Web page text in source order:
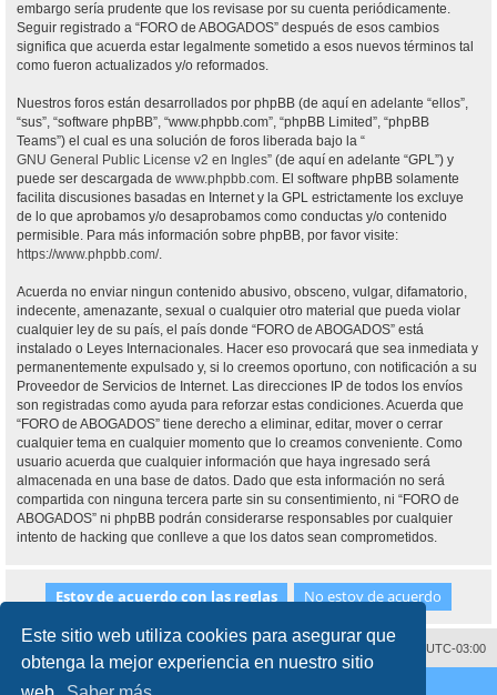
Este sitio web utiliza cookies para asegurar que
obtenga la mejor experiencia en nuestro sitio
embargo sería prudente que los revisase por su cuenta periódicamente.
Seguir registrado a “FORO de ABOGADOS” después de esos cambios
significa que acuerda estar legalmente sometido a esos nuevos términos tal
como fueron actualizados y/o reformados.
Nuestros foros están desarrollados por phpBB (de aquí en adelante “ellos”,
“sus”, “software phpBB”, “www.phpbb.com”, “phpBB Limited”, “phpBB
Teams”) el cual es una solución de foros liberada bajo la “
GNU General Public License v2 en Ingles” (de aquí en adelante “GPL”) y
puede ser descargada de www.phpbb.com. El software phpBB solamente
facilita discusiones basadas en Internet y la GPL estrictamente los excluye
de lo que aprobamos y/o desaprobamos como conductas y/o contenido
permisible. Para más información sobre phpBB, por favor visite:
https://www.phpbb.com/.
Acuerda no enviar ningun contenido abusivo, obsceno, vulgar, difamatorio,
indecente, amenazante, sexual o cualquier otro material que pueda violar
cualquier ley de su país, el país donde “FORO de ABOGADOS” está
instalado o Leyes Internacionales. Hacer eso provocará que sea inmediata y
permanentemente expulsado y, si lo creemos oportuno, con notificación a su
Proveedor de Servicios de Internet. Las direcciones IP de todos los envíos
son registradas como ayuda para reforzar estas condiciones. Acuerda que
“FORO de ABOGADOS” tiene derecho a eliminar, editar, mover o cerrar
cualquier tema en cualquier momento que lo creamos conveniente. Como
usuario acuerda que cualquier información que haya ingresado será
almacenada en una base de datos. Dado que esta información no será
compartida con ninguna tercera parte sin su consentimiento, ni “FORO de
ABOGADOS” ni phpBB podrán considerarse responsables por cualquier
intento de hacking que conlleve a que los datos sean comprometidos.
Todos los horarios son UTC-03:00
Borrar cookies
Desarrollado por ® Forum Software © phpBB Limited